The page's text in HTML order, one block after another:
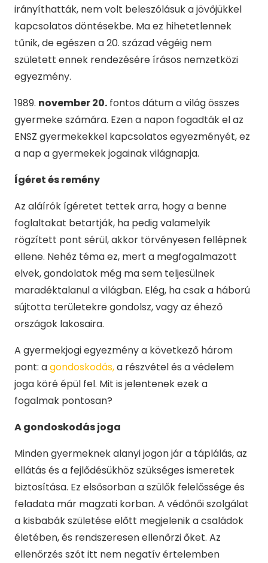
irányíthatták, nem volt beleszólásuk a jövőjükkel
kapcsolatos döntésekbe. Ma ez hihetetlennek
tűnik, de egészen a 20. század végéig nem
született ennek rendezésére írásos nemzetközi
egyezmény.
1989. november 20. fontos dátum a világ összes
gyermeke számára. Ezen a napon fogadták el az
ENSZ gyermekekkel kapcsolatos egyezményét, ez
a nap a gyermekek jogainak világnapja.
Ígéretés remény
Az aláírók ígéretet tettek arra, hogy a benne
foglaltakat betartják, ha pedig valamelyik
rögzített pont sérül, akkor törvényesen fellépnek
ellene. Nehéz téma ez, mert a megfogalmazott
elvek, gondolatok még ma sem teljesülnek
maradéktalanul a világban. Elég, ha csak a háború
sújtotta területekre gondolsz, vagy az éhező
országok lakosaira.
A gyermekjogi egyezmény a következő három
pont: agondoskodás,a részvétel és a védelem
joga köré épül fel. Mit is jelentenek ezek a
fogalmak pontosan?
A gondoskodás joga
Minden gyermeknek alanyi jogon jár a táplálás, az
ellátás és a fejlődésükhöz szükséges ismeretek
biztosítása. Ez elsősorban a szülők felelőssége és
feladata már magzati korban. A védőnői szolgálat
a kisbabák születése előtt megjelenik a családok
életében, és rendszeresen ellenőrzi őket. Az
ellenőrzés szót itt nem negatív értelemben